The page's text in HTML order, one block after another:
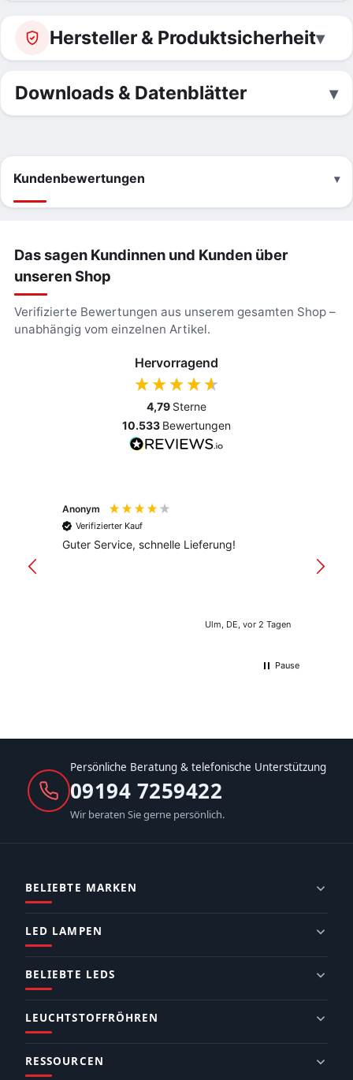
Hersteller & Produktsicherheit
Downloads & Datenblätter
Kundenbewertungen
Das sagen Kundinnen und Kunden über
unseren Shop
Verifizierte Bewertungen aus unserem gesamten Shop –
unabhängig vom einzelnen Artikel.
Hervorragend
4,79 Sterne
10.533 Bewertungen
Anonym
Verifizierter Kauf
Guter Service, schnelle Lieferung!
Ulm, DE, vor 2 Tagen
Pause
Persönliche Beratung & telefonische Unterstützung
09194 7259422
Wir beraten Sie gerne persönlich.
BELIEBTE MARKEN
LED LAMPEN
BELIEBTE LEDS
LEUCHTSTOFFRÖHREN
RESSOURCEN